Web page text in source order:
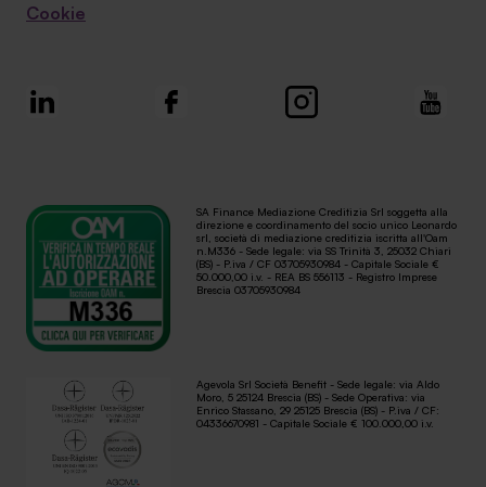
Cookie
SA Finance Mediazione Creditizia Srl soggetta alla
direzione e coordinamento del socio unico Leonardo
srl, società di mediazione creditizia iscritta all'Oam
n.M336 - Sede legale: via SS Trinità 3, 25032 Chiari
(BS) - P.iva / CF 03705930984 - Capitale Sociale €
50.000,00 i.v. - REA BS 556113 - Registro Imprese
Brescia 03705930984
Agevola Srl Società Benefit - Sede legale: via Aldo
Moro, 5 25124 Brescia (BS) - Sede Operativa: via
Enrico Stassano, 29 25125 Brescia (BS) - P.iva / CF:
04336670981 - Capitale Sociale € 100.000,00 i.v.